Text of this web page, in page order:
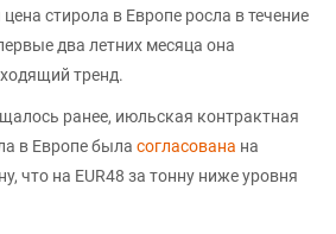
стирола в Европе росла в течение
два летних месяца она
тренд.
ранее, июльская контрактная
в Европе была согласована на
что на EUR48 за тонну ниже уровня